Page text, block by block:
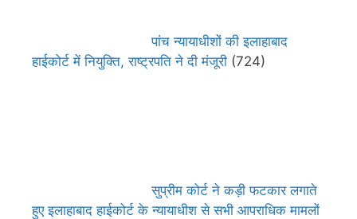
पांच न्यायाधीशों की इलाहाबाद
हाईकोर्ट में नियुक्ति, राष्ट्रपति ने दी मंजूरी (724)
सुप्रीम कोर्ट ने कड़ी फटकार लगाते
हुए इलाहाबाद हाईकोर्ट के न्यायाधीश से सभी आपराधिक मामलों